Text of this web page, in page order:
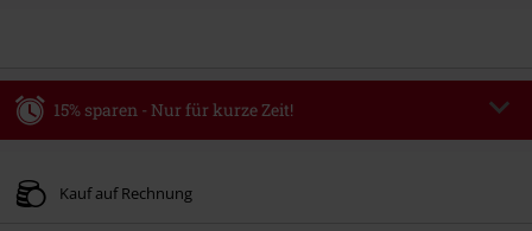
15% sparen - Nur für kurze Zeit!
Gültig bis zum 09.08.2026
Kauf auf Rechnung